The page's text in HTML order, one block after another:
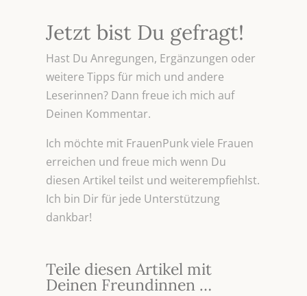
Jetzt bist Du gefragt!
Hast Du Anregungen, Ergänzungen oder
weitere Tipps für mich und andere
Leserinnen? Dann freue ich mich auf
Deinen Kommentar.
Ich möchte mit FrauenPunk viele Frauen
erreichen und freue mich wenn Du
diesen Artikel teilst und weiterempfiehlst.
Ich bin Dir für jede Unterstützung
dankbar!
Teile diesen Artikel mit
Deinen Freundinnen …